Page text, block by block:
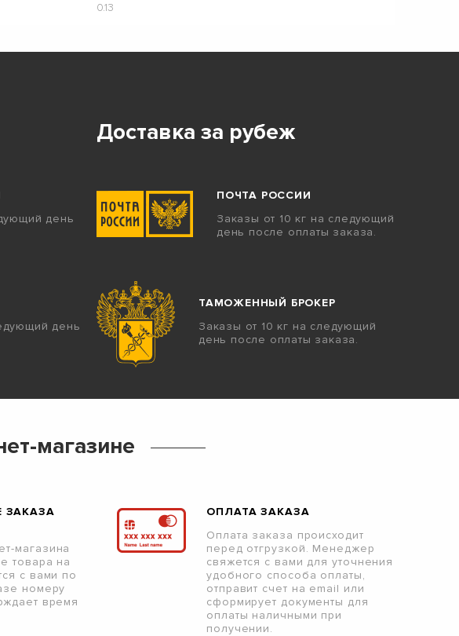
0.13
день
Доставка за рубеж
ПОЧТА РОССИИ
Заказы от 10 кг на следующий
день после оплаты заказа.
день
ТАМОЖЕННЫЙ БРОКЕР
Заказы от 10 кг на следующий
день после оплаты заказа.
магазине
ЗАКАЗА
магазина
товара на
с вами по
номеру
время
ОПЛАТА ЗАКАЗА
Оплата заказа происходит
перед отгрузкой. Менеджер
свяжется с вами для уточнения
удобного способа оплаты,
отправит счет на email или
сформирует документы для
оплаты наличными при
получении.